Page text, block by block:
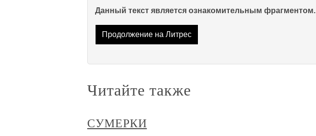
Данный текст является ознакомительным фрагментом.
Продолжение на Литрес
Читайте также
СУМЕРКИ